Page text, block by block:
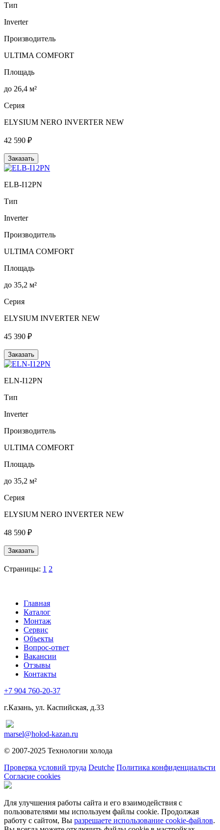
Тип
Inverter
Производитель
ULTIMA COMFORT
Площадь
до 26,4 м²
Серия
ELYSIUM NERO INVERTER NEW
42 590 ₽
Заказать
ELB-I12PN
Тип
Inverter
Производитель
ULTIMA COMFORT
Площадь
до 35,2 м²
Серия
ELYSIUM INVERTER NEW
45 390 ₽
Заказать
ELN-I12PN
Тип
Inverter
Производитель
ULTIMA COMFORT
Площадь
до 35,2 м²
Серия
ELYSIUM NERO INVERTER NEW
48 590 ₽
Заказать
Страницы: 1 2
Главная
Каталог
Монтаж
Сервис
Объекты
Вопрос-ответ
Вакансии
Отзывы
Контакты
+7 904 760-20-37
г.Казань, ул. Каспийская, д.33
marsel@holod-kazan.ru
© 2007-2025 Технологии холода
Проверка условий труда Deutche Политика конфиденциальсти
Согласие cookies
Для улучшения работы сайта и его взаимодействия с
пользователями мы используем файлы cookie. Продолжая
работу с сайтом, Вы разрешаете использование cookie-файлов.